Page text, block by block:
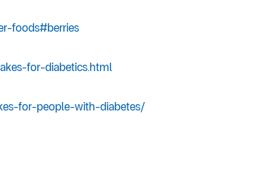
foods#berries
for-diabetics.html
for-people-with-diabetes/